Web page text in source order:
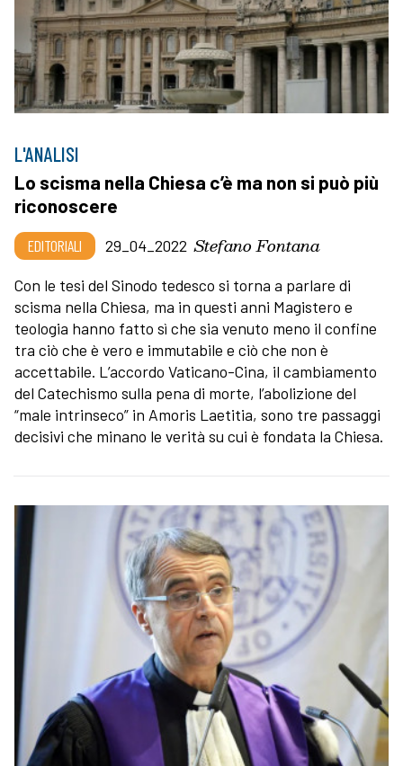
L'ANALISI
Lo scisma nella Chiesa c’è ma non si può più
riconoscere
EDITORIALI 29_04_2022 Stefano Fontana
Con le tesi del Sinodo tedesco si torna a parlare di
scisma nella Chiesa, ma in questi anni Magistero e
teologia hanno fatto sì che sia venuto meno il confine
tra ciò che è vero e immutabile e ciò che non è
accettabile. L’accordo Vaticano-Cina, il cambiamento
del Catechismo sulla pena di morte, l’abolizione del
“male intrinseco” in Amoris Laetitia, sono tre passaggi
decisivi che minano le verità su cui è fondata la Chiesa.